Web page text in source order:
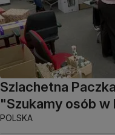
Szlachetna
"Szukamy osób
POLSKA